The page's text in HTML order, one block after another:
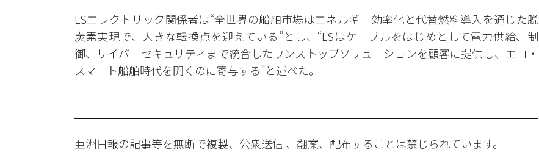
LSエレクトリック関係者は“全世界の船舶市場はエネルギー効率化と代替燃料導入を通じた脱
炭素実現で、大きな転換点を迎えている”とし、“LSはケーブルをはじめとして電力供給、制
御、サイバーセキュリティまで統合したワンストップソリューションを顧客に提供し、エコ・
スマート船舶時代を開くのに寄与する”と述べた。
亜洲日報の記事等を無断で複製、公衆送信 、翻案、配布することは禁じられています。